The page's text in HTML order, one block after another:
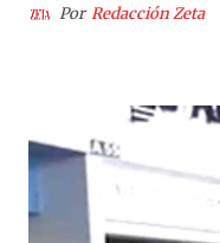
Por Redacción Zeta